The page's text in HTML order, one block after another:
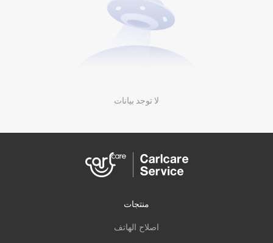
لا توجد بيانات
منتجات
اصلاح الهاتف